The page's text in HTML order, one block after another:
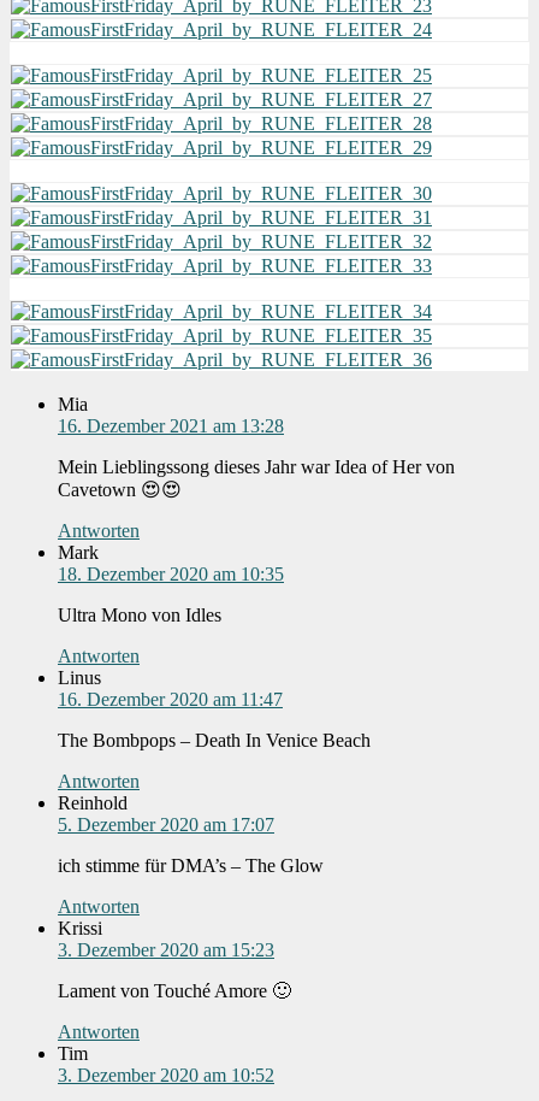
Mia
16. Dezember 2021 am 13:28
Mein Lieblingssong dieses Jahr war Idea of Her von
Cavetown 😍😍
Antworten
Mark
18. Dezember 2020 am 10:35
Ultra Mono von Idles
Antworten
Linus
16. Dezember 2020 am 11:47
The Bombpops – Death In Venice Beach
Antworten
Reinhold
5. Dezember 2020 am 17:07
ich stimme für DMA’s – The Glow
Antworten
Krissi
3. Dezember 2020 am 15:23
Lament von Touché Amore 🙂
Antworten
Tim
3. Dezember 2020 am 10:52